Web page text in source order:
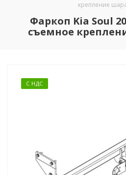
крепление
Фаркоп Kia Soul
съемное
С НДС